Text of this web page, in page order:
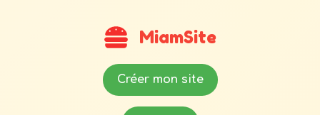
MiamSite
Créer mon site